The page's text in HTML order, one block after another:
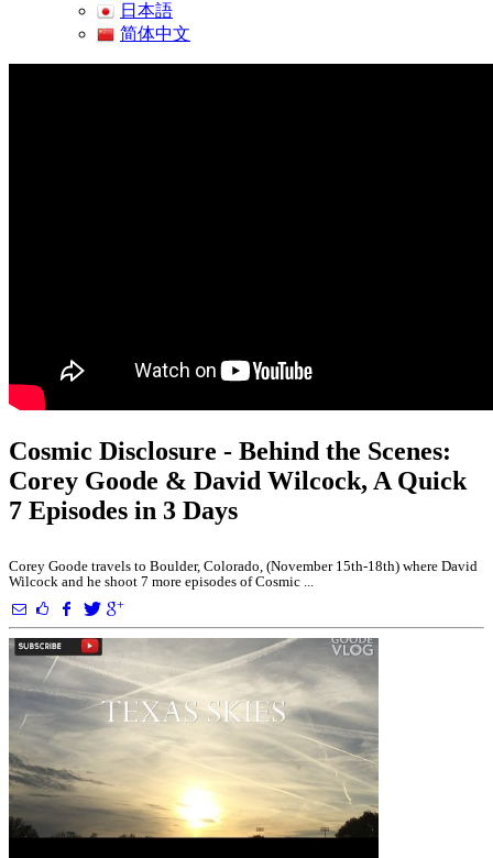
日本語
简体中文
Cosmic Disclosure - Behind the Scenes:
Corey Goode & David Wilcock, A Quick
7 Episodes in 3 Days
Corey Goode travels to Boulder, Colorado, (November 15th-18th) where David
Wilcock and he shoot 7 more episodes of Cosmic ...